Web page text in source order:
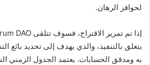
لحوافز الرهان.
يتعلق بالتنفيذ، والذي يهدف إلى تحديد بائع
به ومدقق الحسابات. يعتمد الجدول الزمني